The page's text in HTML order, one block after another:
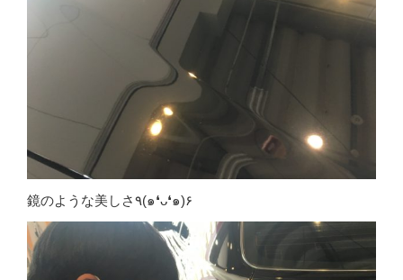
鏡のような美しさ٩(๑❛ᴗ❛๑)۶